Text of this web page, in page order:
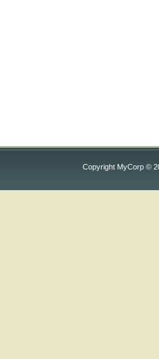
Copyright MyCorp ©